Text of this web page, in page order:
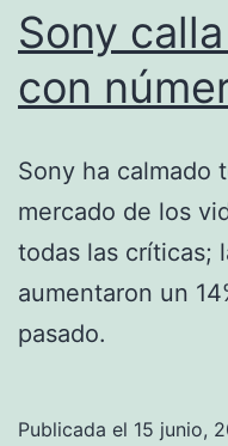
Sony
con
Sony ha calmado
mercado de los
todas las críticas;
aumentaron un
pasado.
Publicada el 15 junio,